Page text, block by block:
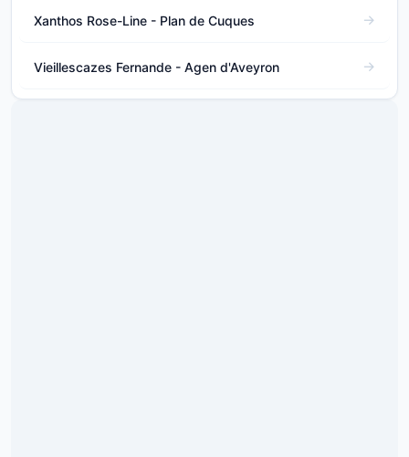
Xanthos Rose-Line - Plan de Cuques
Vieillescazes Fernande - Agen d'Aveyron